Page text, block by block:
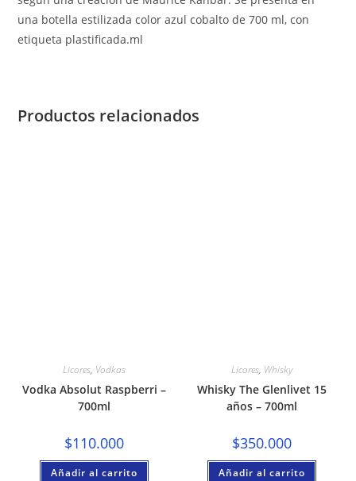
una botella estilizada color azul cobalto de 700 ml, con
etiqueta plastificada.ml
Productos relacionados
Licores, Vodkas
Vodka Absolut Raspberri –
700ml
$110.000
Añadir al carrito
Licores, Whisky
Whisky The Glenlivet 15
años – 700ml
$350.000
Añadir al carrito